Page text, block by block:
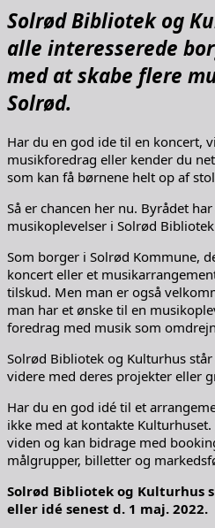
Solrød Bibliotek og
alle interesserede
med at skabe flere
Solrød.
Har du en god ide til en koncert,
musikforedrag eller kender du
som kan få børnene helt op af
Så er chancen her nu. Byrådet
musikoplevelser i Solrød
Som borger i Solrød Kommune,
koncert eller et
tilskud. Men man er også
man har et ønske til en
foredrag med musik som
Solrød Bibliotek og Kulturhus
videre med deres projekter eller
Har du en god idé til et
ikke med at kontakte
viden og kan bidrage med
målgrupper, billetter og
Solrød Bibliotek og Kulturhus
eller idé senest d. 1 maj. 2022.